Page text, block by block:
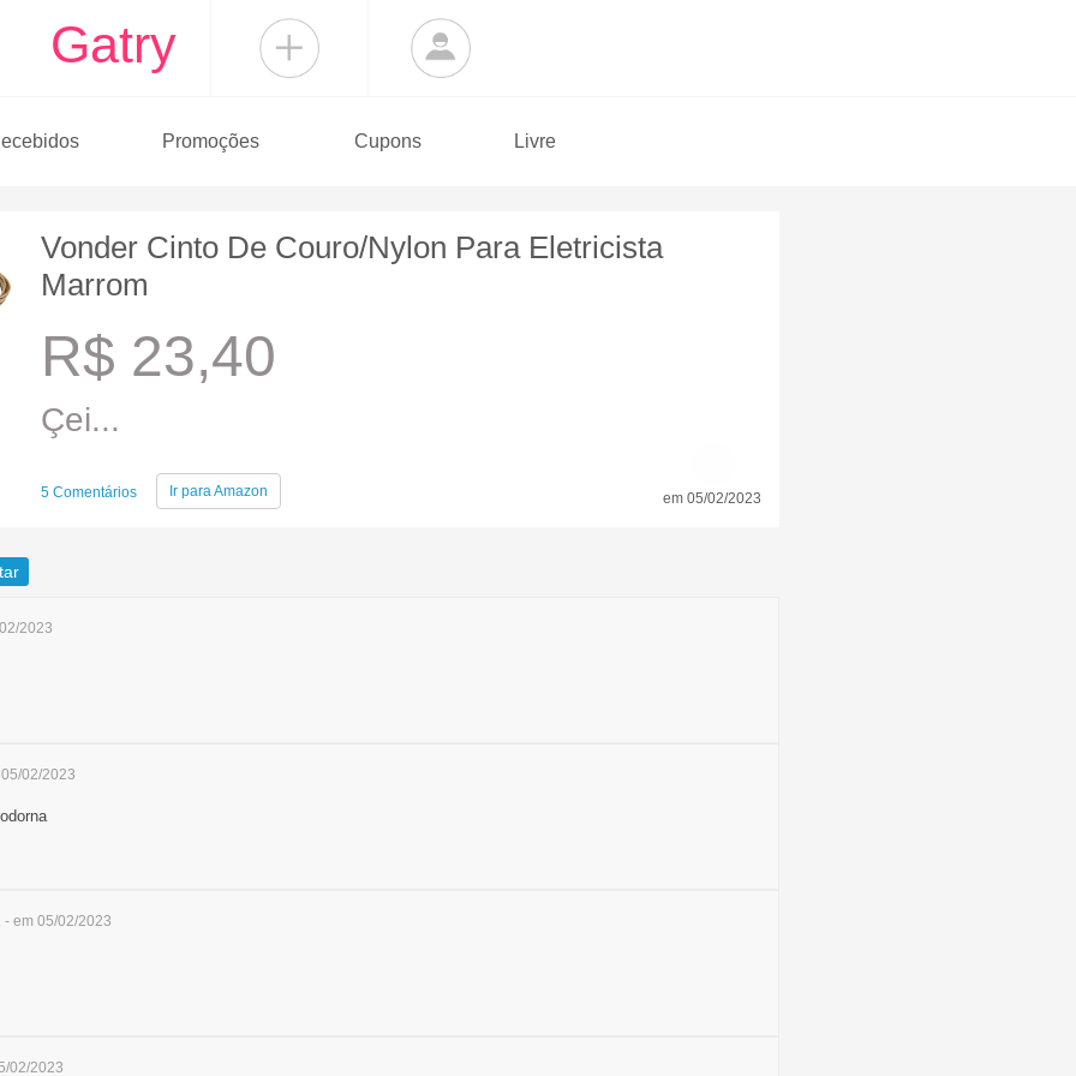
Gatry
Promoções Cupons Livre
Vonder Cinto De Couro/Nylon Para Eletricista
Marrom
R$ 23,40
Çei...
5 Comentários Ir paraAmazon em 05/02/2023
2023
02/2023
- em 05/02/2023
02/2023